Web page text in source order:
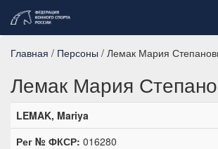
Главная / Персоны / Лемак Мария
Лемак Мария
LEMAK, Mariya
Рег № ФКСР: 016280